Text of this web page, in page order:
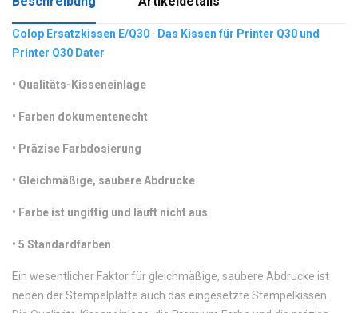
Colop Ersatzkissen E/Q30 · Das Kissen für Printer Q30 und
Printer Q30 Dater
• Qualitäts-Kisseneinlage
• Farben dokumentenecht
• Präzise Farbdosierung
• Gleichmäßige, saubere Abdrucke
• Farbe ist ungiftig und läuft nicht aus
• 5 Standardfarben
Ein wesentlicher Faktor für gleichmäßige, saubere Abdrucke ist
neben der Stempelplatte auch das eingesetzte Stempelkissen.